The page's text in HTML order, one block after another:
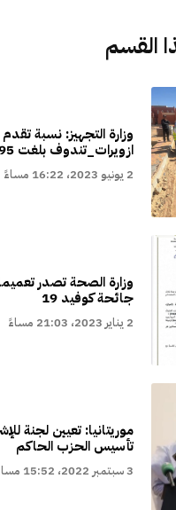
القسم
وزارة التجهيز: نسبة
ازويرات_تندوف بلغت 95%
2 يونيو 2023، 16:22 مساءً
وزارة الصحة تصدر
جائحة كوفيد 19
2 يناير 2023، 21:03 مساءً
موريتانيا: تعيين لجنة
تأسيس الحزب الحاكم
3 سبتمبر 2022، 15:52 مساءً